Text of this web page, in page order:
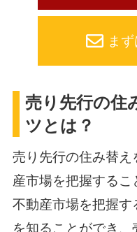
ま
売り先行の住
ツとは？
売り先行の住み替
産市場を把握するこ
不動産市場を把握す
を知ることができ、